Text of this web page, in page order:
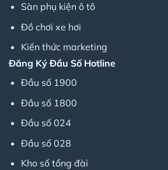
Sàn phụ kiện ô tô
Đồ chơi xe hơi
Kiến thức marketing
Đăng Ký Đầu Số Hotline
Đầu số 1900
Đầu số 1800
Đầu số 024
Đầu số 028
Kho số tổng đài